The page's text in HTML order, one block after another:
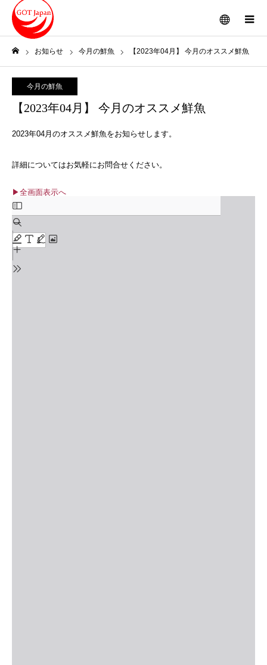
メニュー
お知らせ 今月の鮮魚 【2023年04月】 今月のオススメ鮮魚
今月の鮮魚
【2023年04月】 今月のオススメ鮮魚
2023年04月のオススメ鮮魚をお知らせします。
詳細についてはお気軽にお問合せください。
▶全画面表示へ
to
PDF
content